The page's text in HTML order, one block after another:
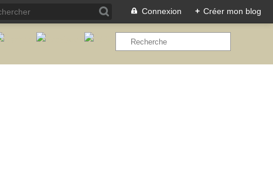
Connexion + Créer mon blog